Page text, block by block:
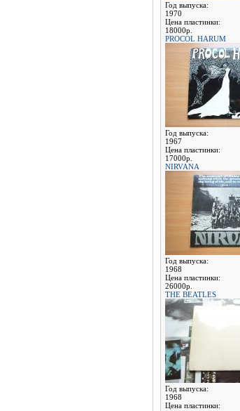
Год выпуска:
1970
Цена пластинки:
18000р.
PROCOL HARUM
Год выпуска:
1967
Цена пластинки:
17000р.
NIRVANA
Год выпуска:
1968
Цена пластинки:
26000р.
THE BEATLES
Год выпуска:
1968
Цена пластинки: